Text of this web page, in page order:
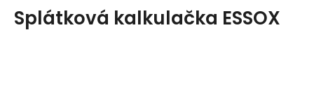
Splátková kalkulačka ESSOX